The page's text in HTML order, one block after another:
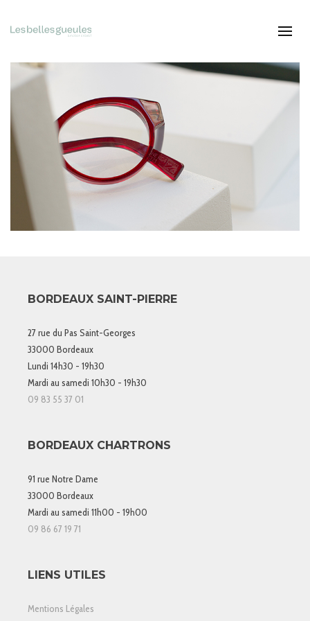
BORDEAUX SAINT-PIERRE
27 rue du Pas Saint-Georges
33000 Bordeaux
Lundi 14h30 - 19h30
Mardi au samedi 10h30 - 19h30
09 83 55 37 01
BORDEAUX CHARTRONS
91 rue Notre Dame
33000 Bordeaux
Mardi au samedi 11h00 - 19h00
09 86 67 19 71
LIENS UTILES
Mentions Légales